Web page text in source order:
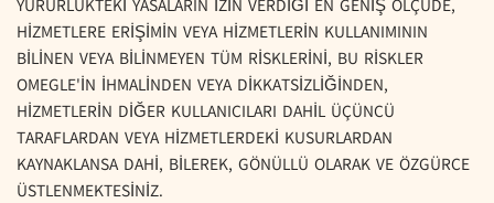
YÜRÜRLÜKTEKİ YASALARIN İZİN VERDİĞİ EN GENİŞ ÖLÇÜDE,
HİZMETLERE ERİŞİMİN VEYA HİZMETLERİN KULLANIMININ
BİLİNEN VEYA BİLİNMEYEN TÜM RİSKLERİNİ, BU RİSKLER
OMEGLE'İN İHMALİNDEN VEYA DİKKATSİZLİĞİNDEN,
HİZMETLERİN DİĞER KULLANICILARI DAHİL ÜÇÜNCÜ
TARAFLARDAN VEYA HİZMETLERDEKİ KUSURLARDAN
KAYNAKLANSA DAHİ, BİLEREK, GÖNÜLLÜ OLARAK VE ÖZGÜRCE
ÜSTLENMEKTESİNİZ.